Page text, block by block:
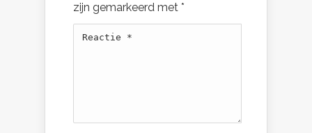
zijn gemarkeerd met *